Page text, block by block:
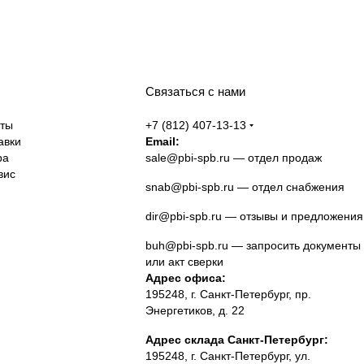
Связаться с нами
+7 (812) 407-13-13
Email:
sale@pbi-spb.ru — отдел продаж
snab@pbi-spb.ru — отдел снабжения
dir@pbi-spb.ru — отзывы и предложения
buh@pbi-spb.ru — запросить документы
или акт сверки
Адрес офиса:
195248, г. Санкт-Петербург, пр.
Энергетиков, д. 22
Адрес склада Санкт-Петербург:
195248, г. Санкт-Петербург, ул.